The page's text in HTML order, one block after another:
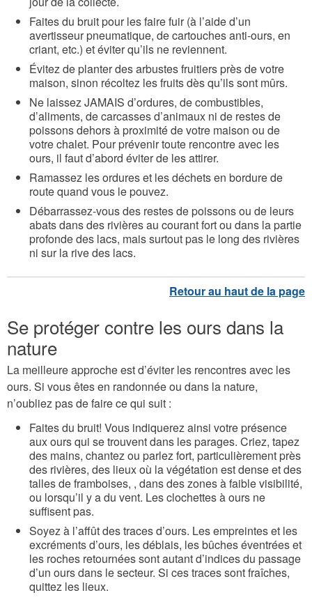
Faites du bruit pour les faire fuir (à l’aide d’un
avertisseur pneumatique, de cartouches anti-ours, en
criant, etc.) et éviter qu’ils ne reviennent.
Évitez de planter des arbustes fruitiers près de votre
maison, sinon récoltez les fruits dès qu’ils sont mûrs.
Ne laissez JAMAIS d’ordures, de combustibles,
d’aliments, de carcasses d’animaux ni de restes de
poissons dehors à proximité de votre maison ou de
votre chalet. Pour prévenir toute rencontre avec les
ours, il faut d’abord éviter de les attirer.
Ramassez les ordures et les déchets en bordure de
route quand vous le pouvez.
Débarrassez-vous des restes de poissons ou de leurs
abats dans des rivières au courant fort ou dans la partie
profonde des lacs, mais surtout pas le long des rivières
ni sur la rive des lacs.
Se protéger contre les ours dans la
nature
La meilleure approche est d’éviter les rencontres avec les
ours. Si vous êtes en randonnée ou dans la nature,
n’oubliez pas de faire ce qui suit :
Faites du bruit! Vous indiquerez ainsi votre présence
aux ours qui se trouvent dans les parages. Criez, tapez
des mains, chantez ou parlez fort, particulièrement près
des rivières, des lieux où la végétation est dense et des
talles de framboises, , dans des zones à faible visibilité,
ou lorsqu’il y a du vent. Les clochettes à ours ne
suffisent pas.
Soyez à l’affût des traces d’ours. Les empreintes et les
excréments d’ours, les déblais, les bûches éventrées et
les roches retournées sont autant d’indices du passage
d’un ours dans le secteur. Si ces traces sont fraîches,
quittez les lieux.